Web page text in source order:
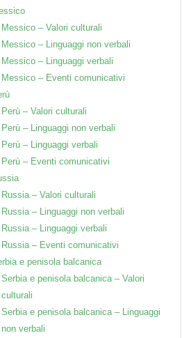
Messico – Valori culturali
Messico – Linguaggi non verbali
Messico – Linguaggi verbali
Messico – Eventi comunicativi
Perù – Valori culturali
Perù – Linguaggi non verbali
Perù – Linguaggi verbali
Perù – Eventi comunicativi
Russia – Valori culturali
Russia – Linguaggi non verbali
Russia – Linguaggi verbali
Russia – Eventi comunicativi
e penisola balcanica
Serbia e penisola balcanica – Valori
culturali
Serbia e penisola balcanica – Linguaggi
non verbali